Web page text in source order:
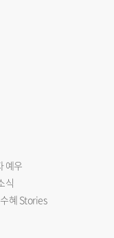
예우
식
혜 Stories